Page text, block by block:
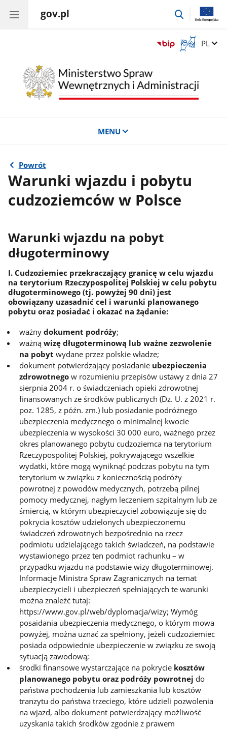
gov.pl
przejdź
Otwórz
okno
języka
migowego
Zmień
PL
MENU
Powrót
Warunki wjazdu i pobytu
cudzoziemców w Polsce
Warunki wjazdu na pobyt
długoterminowy
I. Cudzoziemiec przekraczający granicę w celu wjazdu
na terytorium Rzeczypospolitej Polskiej w celu pobytu
długoterminowego (tj. powyżej 90 dni) jest
obowiązany uzasadnić cel i warunki planowanego
pobytu oraz posiadać i okazać na żądanie:
ważnydokument podróży;
ważnąwizę długoterminową lub ważne zezwolenie
na pobyt wydane przez polskie władze;
dokument potwierdzający posiadanie ubezpieczenia
zdrowotnego w rozumieniu przepisów ustawy z dnia 27
sierpnia 2004 r. o świadczeniach opieki zdrowotnej
finansowanych ze środków publicznych (Dz. U. z 2021 r.
poz. 1285, z późn. zm.) lub posiadanie podróżnego
ubezpieczenia medycznego o minimalnej kwocie
ubezpieczenia w wysokości 30 000 euro, ważnego przez
okres planowanego pobytu cudzoziemca na terytorium
Rzeczypospolitej Polskiej, pokrywającego wszelkie
wydatki, które mogą wyniknąć podczas pobytu na tym
terytorium w związku z koniecznością podróży
powrotnej z powodów medycznych, potrzebą pilnej
pomocy medycznej, nagłym leczeniem szpitalnym lub ze
śmiercią, w którym ubezpieczyciel zobowiązuje się do
pokrycia kosztów udzielonych ubezpieczonemu
świadczeń zdrowotnych bezpośrednio na rzecz
podmiotu udzielającego takich świadczeń, na podstawie
wystawionego przez ten podmiot rachunku – w
przypadku wjazdu na podstawie wizy długoterminowej.
Informacje Ministra Spraw Zagranicznych na temat
ubezpieczycieli i ubezpieczeń spełniających te warunki
można znaleźć tutaj:
https://www.gov.pl/web/dyplomacja/wizy; Wymóg
posaidania ubezpieczenia medycznego, o którym mowa
powyżej, można uznać za spełniony, jeżeli cudzoziemiec
posiada odpowiednie ubezpieczenie w związku ze swoją
sytuacją zawodową;
środki finansowe wystarczające na pokrycie kosztów
planowanego pobytu oraz podróży powrotnej do
państwa pochodzenia lub zamieszkania lub kosztów
tranzytu do państwa trzeciego, które udzieli pozwolenia
na wjazd, albo dokument potwierdzający możliwość
uzyskania takich środków zgodnie z prawem